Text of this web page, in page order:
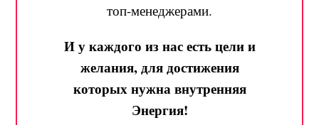
топ-менеджерами.
И у каждого из нас есть цели и
желания, для достижения
которых нужна внутренняя
Энергия!